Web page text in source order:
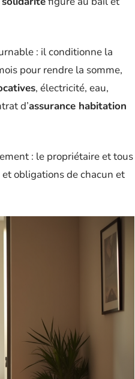
: il conditionne la
pour rendre la somme,
, électricité, eau,
d’assurance habitation
: le propriétaire et tous
obligations de chacun et